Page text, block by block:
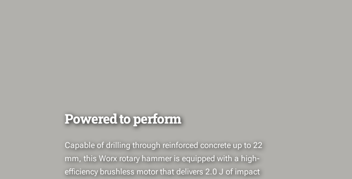
Powered to perform
Capable of drilling through reinforced concrete up to 22
mm, this Worx rotary hammer is equipped with a high-
efficiency brushless motor that delivers 2.0 J of impact